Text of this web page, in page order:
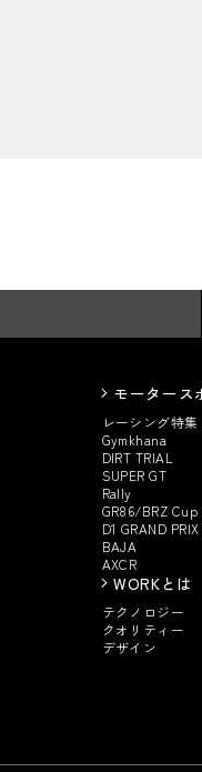
モータース
レーシング特集
Gymkhana
DIRT TRIAL
SUPER GT
Rally
GR86/BRZ Cup
D1 GRAND PRIX
BAJA
AXCR
WORKとは
テクノロジー
クオリティー
デザイン